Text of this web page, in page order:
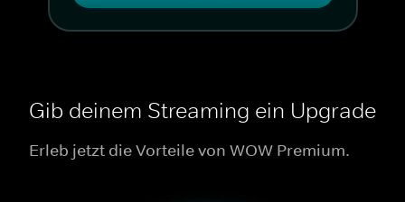
Gib deinem Streaming ein Upgrade
Erleb jetzt die Vorteile von WOW Premium.